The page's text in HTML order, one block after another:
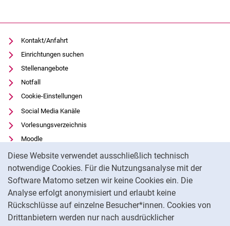
Diese Website verwendet ausschließlich technisch
notwendige Cookies. Für die Nutzungsanalyse mit der
Software Matomo setzen wir keine Cookies ein. Die
Analyse erfolgt anonymisiert und erlaubt keine
Rückschlüsse auf einzelne Besucher*innen. Cookies von
Drittanbietern werden nur nach ausdrücklicher
Kontakt/Anfahrt
Einrichtungen suchen
Stellenangebote
Notfall
Cookie-Einstellungen
Social Media Kanäle
Vorlesungsverzeichnis
Moodle
Panopto
Universitätsbibliothek
Datenschutz
Barrierefreiheit
Transparenter KI-Einsatz